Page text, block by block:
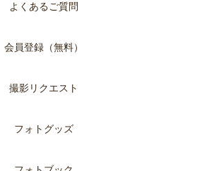
よくあるご質問
会員登録（無料）
撮影リクエスト
フォトグッズ